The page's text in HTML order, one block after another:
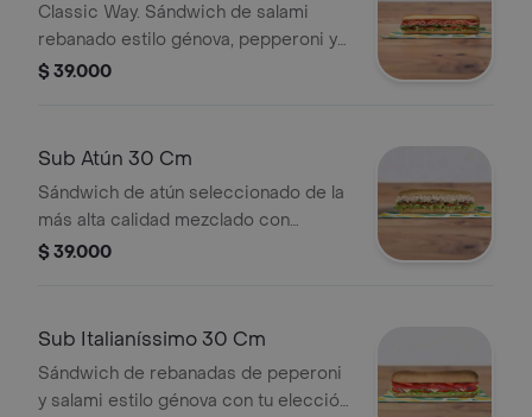
Classic Way. Sándwich de salami
rebanado estilo génova, pepperoni y
jamón con tu elección de quesos,
$ 39.000
Sub Atún 30 Cm
Sándwich de atún seleccionado de la
más alta calidad mezclado con
mayonesa y tu elección de quesos,
$ 39.000
Sub Italianíssimo 30 Cm
Sándwich de rebanadas de peperoni
y salami estilo génova con tu elección